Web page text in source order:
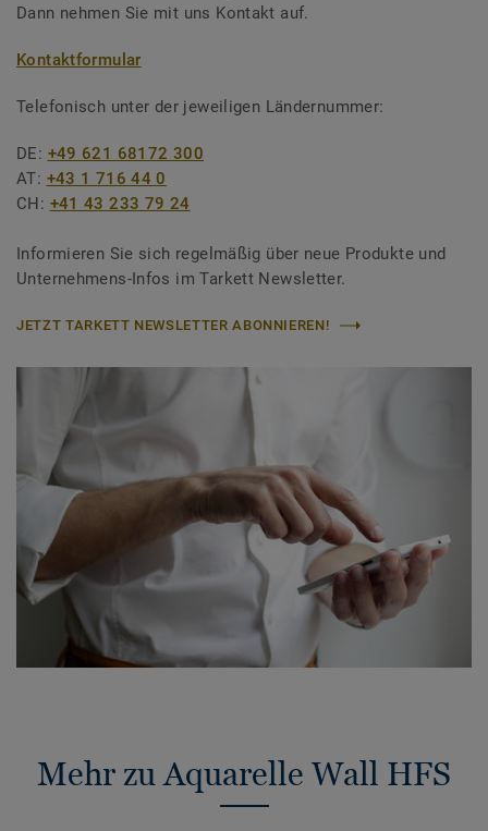
Dann nehmen Sie mit uns Kontakt auf.
Kontaktformular
Telefonisch unter der jeweiligen Ländernummer:
DE: +49 621 68172 300
AT: +43 1 716 44 0
CH: +41 43 233 79 24
Informieren Sie sich regelmäßig über neue Produkte und
Unternehmens-Infos im Tarkett Newsletter.
JETZT TARKETT NEWSLETTER ABONNIEREN!
Mehr zu Aquarelle Wall HFS